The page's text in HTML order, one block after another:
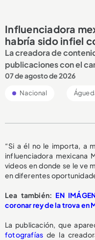
Influenciadora
habría sido infiel
La creadora de
publicaciones con el
07 de agosto de 2026
Nacional
“Si a él no le importa, a
influenciadora mexicana
videos en donde se le ve
en diferentes
Lea también: EN
coronar rey de la trova en
La publicación, que
fotografías de la